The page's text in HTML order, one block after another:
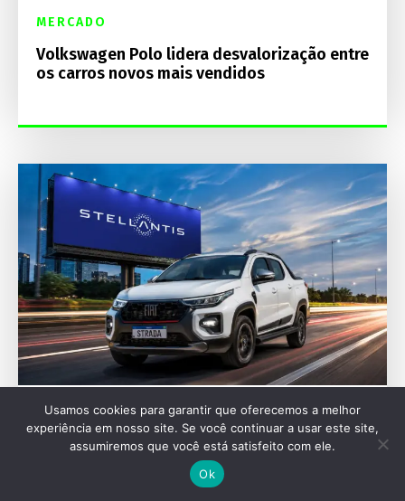
MERCADO
Volkswagen Polo lidera desvalorização entre
os carros novos mais vendidos
MERCADO
Stellantis lidera vendas na América do Sul e
bate recordes em 2026
Usamos cookies para garantir que oferecemos a melhor
experiência em nosso site. Se você continuar a usar este site,
assumiremos que você está satisfeito com ele.
Ok